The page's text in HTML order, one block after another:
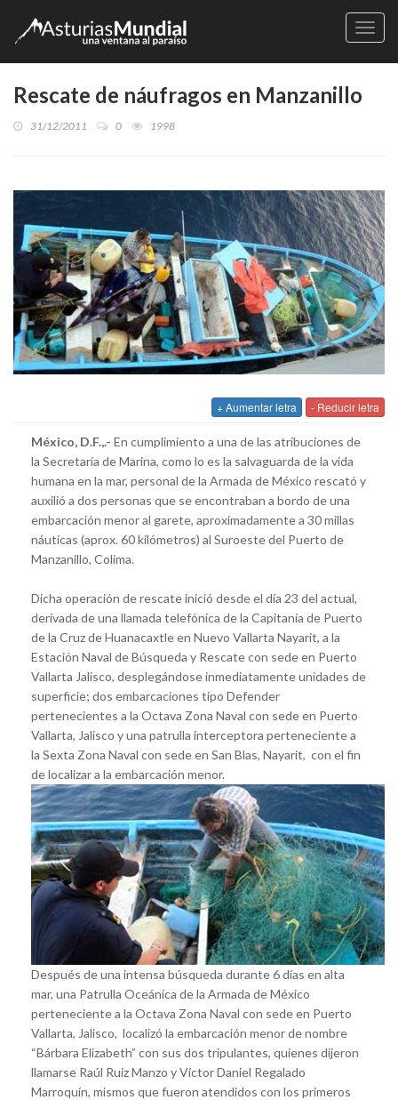
Rescate de náufragos en Manzanillo
31/12/2011 0 1998
+ Aumentar letra - Reducir letra
México, D.F.,.- En cumplimiento a una de las atribuciones de
la Secretaría de Marina, como lo es la salvaguarda de la vida
humana en la mar, personal de la Armada de México rescató y
auxilió a dos personas que se encontraban a bordo de una
embarcación menor al garete, aproximadamente a 30 millas
náuticas (aprox. 60 kilómetros) al Suroeste del Puerto de
Manzanillo, Colima.
Dicha operación de rescate inició desde el día 23 del actual,
derivada de una llamada telefónica de la Capitanía de Puerto
de la Cruz de Huanacaxtle en Nuevo Vallarta Nayarit, a la
Estación Naval de Búsqueda y Rescate con sede en Puerto
Vallarta Jalisco, desplegándose inmediatamente unidades de
superficie; dos embarcaciones tipo Defender
pertenecientes a la Octava Zona Naval con sede en Puerto
Vallarta, Jalisco y una patrulla interceptora perteneciente a
la Sexta Zona Naval con sede en San Blas, Nayarit, con el fin
de localizar a la embarcación menor.
Después de una intensa búsqueda durante 6 días en alta
mar, una Patrulla Oceánica de la Armada de México
perteneciente a la Octava Zona Naval con sede en Puerto
Vallarta, Jalisco, localizó la embarcación menor de nombre
“Bárbara Elizabeth” con sus dos tripulantes, quienes dijeron
llamarse Raúl Ruiz Manzo y Víctor Daniel Regalado
Marroquín, mismos que fueron atendidos con los primeros